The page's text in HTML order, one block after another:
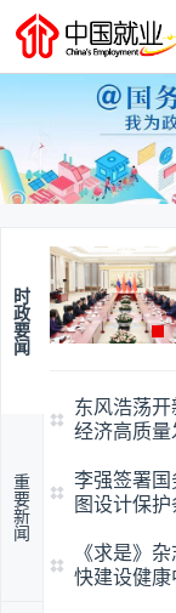
时
政
要
闻
重
要
新
闻
东风浩荡
经济高质量
李强签署
图设计保护
《求是》
快建设健康